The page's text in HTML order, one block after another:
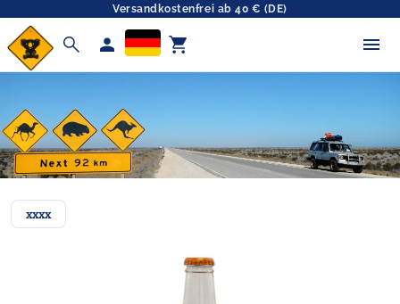
Versandkostenfrei ab 40 € (DE)
search person shopping_cart
xxxx